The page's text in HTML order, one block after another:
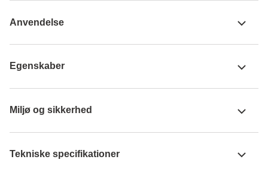
Anvendelse
Egenskaber
Miljø og sikkerhed
Tekniske specifikationer